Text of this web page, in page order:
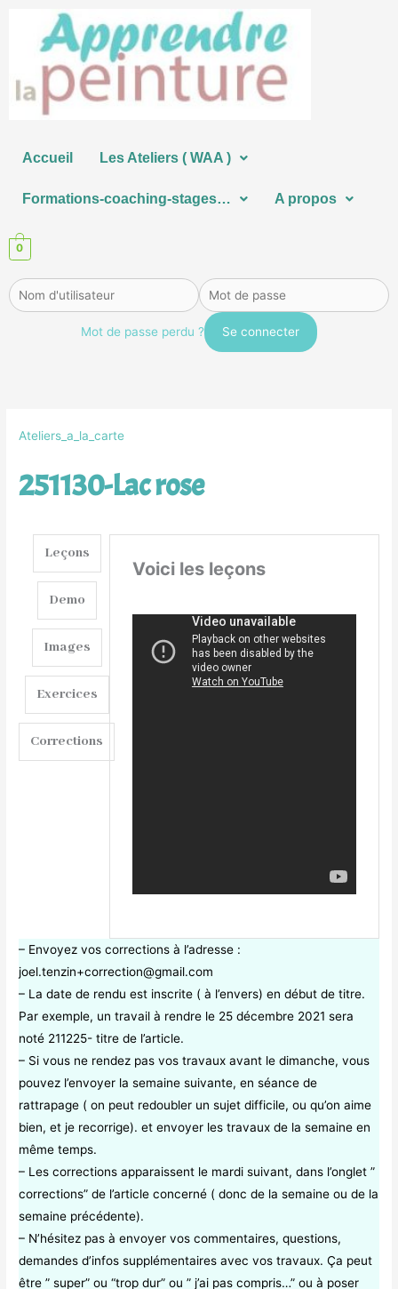
contenu
Accueil Les Ateliers ( WAA )
Formations-coaching-stages… A propos
0
Mot de passe perdu ?
Ateliers_a_la_carte
251130-Lac rose
Leçons
Demo
Images
Exercices
Corrections
Voici les leçons
– Envoyez vos corrections à l’adresse :
joel.tenzin+correction@gmail.com
– La date de rendu est inscrite ( à l’envers) en début de titre.
Par exemple, un travail à rendre le 25 décembre 2021 sera
noté 211225- titre de l’article.
– Si vous ne rendez pas vos travaux avant le dimanche, vous
pouvez l’envoyer la semaine suivante, en séance de
rattrapage ( on peut redoubler un sujet difficile, ou qu’on aime
bien, et je recorrige). et envoyer les travaux de la semaine en
même temps.
– Les corrections apparaissent le mardi suivant, dans l’onglet ”
corrections” de l’article concerné ( donc de la semaine ou de la
semaine précédente).
– N’hésitez pas à envoyer vos commentaires, questions,
demandes d’infos supplémentaires avec vos travaux. Ça peut
être ” super” ou “trop dur” ou ” j’ai pas compris…” ou à poser